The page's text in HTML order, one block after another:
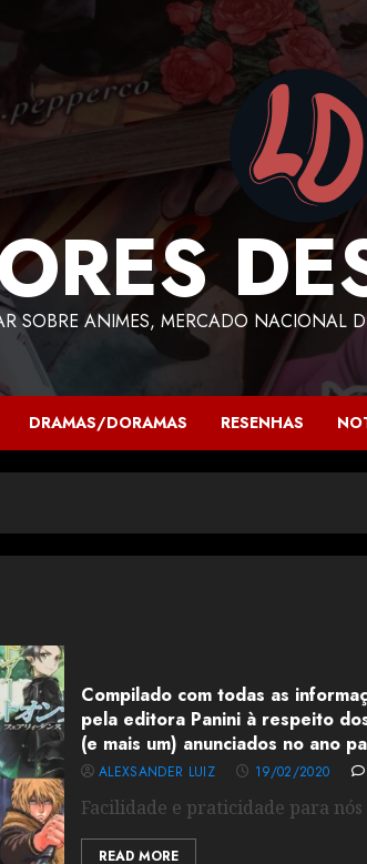
SOBRE ANIMES, MERCADO NACIONAL
DRAMAS/DORAMAS RESENHAS
Compilado com todas as
pela editora Panini à respeito
(e mais um) anunciados no ano
ALEXSANDER LUIZ 19/02/2020
Facilidade e praticidade para nós
READ MORE